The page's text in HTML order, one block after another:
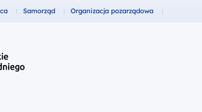
Fundusze dla
Samorząd Fundusze dla
Organizacja pozarządowa
Pomorza Zachodniego